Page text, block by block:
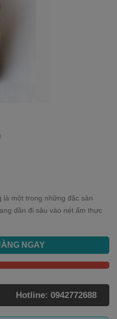
là một trong những đặc sản
dần đi sâu vào nét ẩm thực
NGAY
Hotline: 0942772688